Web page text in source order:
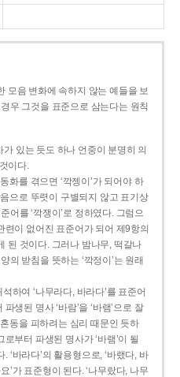
모음 변화에 속하지 않는 예들을 보
우 그것을 표준으로 삼는다는 원칙
가 있는 듯도 하나 언중이 분명히 의
이다.
화를 겪으면 ‘깍젱이’가 되어야 하
음으로 뚜렷이 구별되지 않고 표기상
어를 ‘깍쟁이’로 정하였다. 그럼으
련이 없어진 표준어가 되어 제9항의
된 것이다. 그러나 밤나무, 떡갈나
의 받침을 뜻하는 ‘깍정이’는 원래
하여 ‘나무라다, 바라다’를 표준어
생된 명사 ‘바람’을 ‘바램’으로 잘
동을 피하려는 심리 때문인 듯하
로부터 파생된 명사가 ‘바램’이 될
‘바라다’의 활용형으로, ‘바랬다, 바
’가 표준형이 된다. ‘나무랐다, 나무